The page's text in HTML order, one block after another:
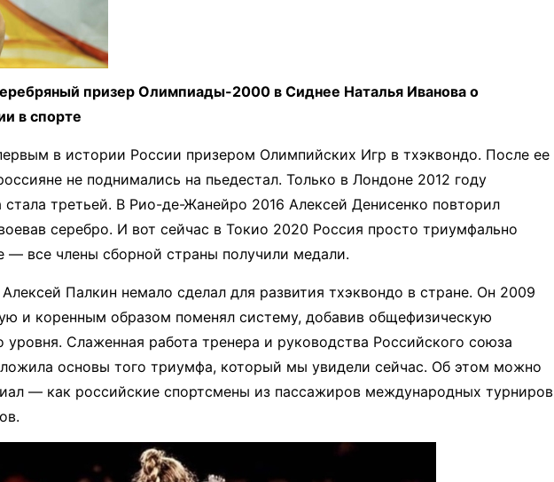
призер Олимпиады-2000 в Сиднее Наталья Иванова о
в спорте
в истории России призером Олимпийских Игр в тхэквондо. После ее
не поднимались на пьедестал. Только в Лондоне 2012 году
третьей. В Рио-де-Жанейро 2016 Алексей Денисенко повторил
серебро. И вот сейчас в Токио 2020 Россия просто триумфально
— все члены сборной страны получили медали.
Палкин немало сделал для развития тхэквондо в стране. Он 2009
и коренным образом поменял систему, добавив общефизическую
уровня. Слаженная работа тренера и руководства Российского союза
основы того триумфа, который мы увидели сейчас. Об этом можно
— как российские спортсмены из пассажиров международных турниров